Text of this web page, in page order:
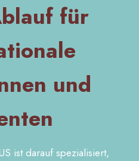
für
und
ist darauf spezialisiert,